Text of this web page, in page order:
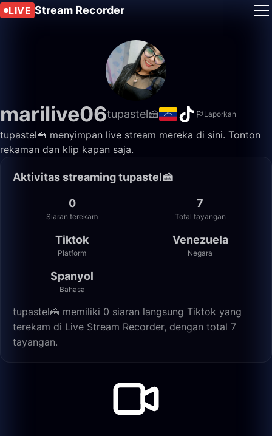
LIVE Stream Recorder
marilive06tupastel🍰 Laporkan
tupastel🍰 menyimpan live stream mereka di sini. Tonton
rekaman dan klip kapan saja.
Aktivitas streaming tupastel🍰
0
Siaran terekam
7
Total tayangan
Tiktok
Platform
Venezuela
Negara
Spanyol
Bahasa
tupastel🍰 memiliki 0 siaran langsung Tiktok yang
terekam di Live Stream Recorder, dengan total 7
tayangan.